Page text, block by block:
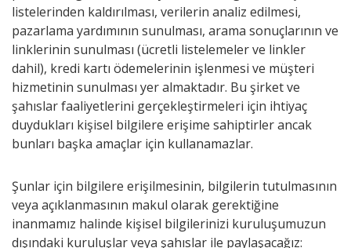
listelerinden kaldırılması, verilerin analiz edilmesi,
pazarlama yardımının sunulması, arama sonuçlarının ve
linklerinin sunulması (ücretli listelemeler ve linkler
dahil), kredi kartı ödemelerinin işlenmesi ve müşteri
hizmetinin sunulması yer almaktadır. Bu şirket ve
şahıslar faaliyetlerini gerçekleştirmeleri için ihtiyaç
duydukları kişisel bilgilere erişime sahiptirler ancak
bunları başka amaçlar için kullanamazlar.
Şunlar için bilgilere erişilmesinin, bilgilerin tutulmasının
veya açıklanmasının makul olarak gerektiğine
inanmamız halinde kişisel bilgilerinizi kuruluşumuzun
dışındaki kuruluşlar veya şahıslar ile paylaşacağız: